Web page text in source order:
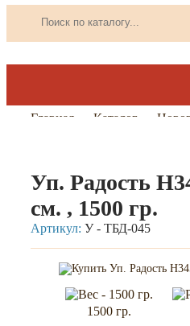
Главная Каталог
Уп. Радость
см. , 1500 гр.
Артикул: У - ТБД-045
1500 гр.